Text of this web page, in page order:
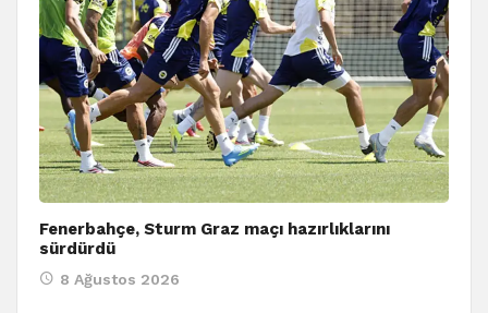
Fenerbahçe, Sturm Graz maçı hazırlıklarını
sürdürdü
8 Ağustos 2026